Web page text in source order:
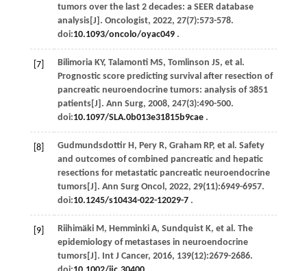
tumors over the last 2 decades: a SEER database
analysis[J]. Oncologist, 2022, 27(7):573-578.
doi:10.1093/oncolo/oyac049.
[7] Bilimoria KY, Talamonti MS, Tomlinson JS, et al.
Prognostic score predicting survival after resection of
pancreatic neuroendocrine tumors: analysis of 3851
patients[J]. Ann Surg, 2008, 247(3):490-500.
doi:10.1097/SLA.0b013e31815b9cae.
[8] Gudmundsdottir H, Pery R, Graham RP, et al. Safety
and outcomes of combined pancreatic and hepatic
resections for metastatic pancreatic neuroendocrine
tumors[J]. Ann Surg Oncol, 2022, 29(11):6949-6957.
doi:10.1245/s10434-022-12029-7.
[9] Riihimäki M, Hemminki A, Sundquist K, et al. The
epidemiology of metastases in neuroendocrine
tumors[J]. Int J Cancer, 2016, 139(12):2679-2686.